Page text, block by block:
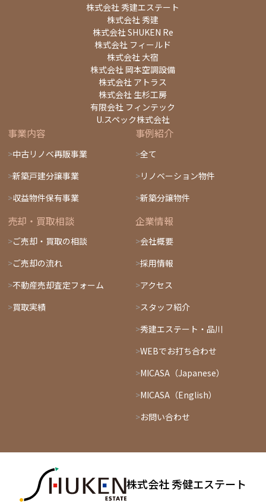
株式会社 秀建エステート
株式会社 秀建
株式会社 SHUKEN Re
株式会社 フィールド
株式会社 大宿
株式会社 岡本空調設備
株式会社 アトラス
株式会社 生杉工房
有限会社 フィンテック
U.スペック株式会社
事業内容
中古リノベ再販事業
新築戸建分譲事業
収益物件保有事業
事例紹介
全て
リノベーション物件
新築分譲物件
売却・買取相談
ご売却・買取の相談
ご売却の流れ
不動産売却査定フォーム
買取実績
企業情報
会社概要
採用情報
アクセス
スタッフ紹介
秀建エステート・品川
WEBでお打ち合わせ
MICASA（Japanese）
MICASA（English）
お問い合わせ
株式会社 秀健エステート